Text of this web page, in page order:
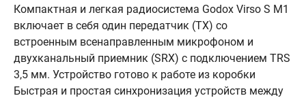
Компактная и легкая радиосистема Godox Virso S M1
включает в себя один передатчик (TX) со
встроенным всенаправленным микрофоном и
двухканальный приемник (SRX) с подключением TRS
3,5 мм. Устройство готово к работе из коробки
Быстрая и простая синхронизация устройств между